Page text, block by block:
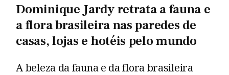
Dominique Jardy retrata a fauna e
a flora brasileira nas paredes de
casas, lojas e hotéis pelo mundo
A beleza da fauna e da flora brasileira